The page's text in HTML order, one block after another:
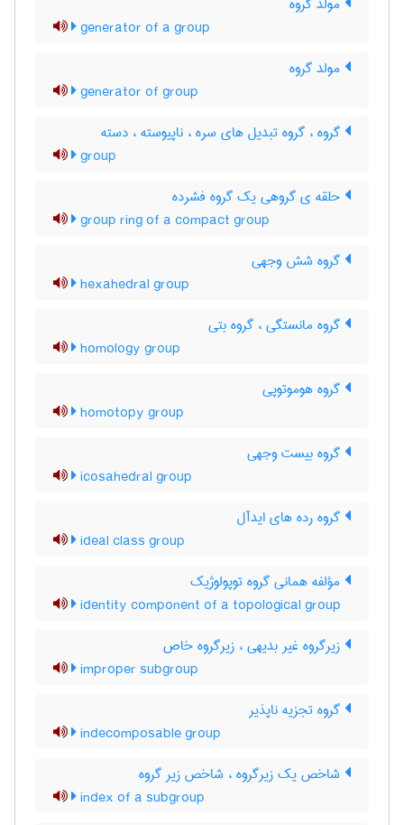
generator of a group
مولد گروه
generator of group
گروه ، گروه تبدیل های سره ، ناپیوسته ، دسته
group
حلقه ی گروهی یک گروه فشرده
group ring of a compact group
گروه شش وجهی
hexahedral group
گروه مانستگی ، گروه بتی
homology group
گروه هوموتوپی
homotopy group
گروه بیست وجهی
icosahedral group
گروه رده های ایدآل
ideal class group
مؤلفه همانی گروه توپولوژیک
identity component of a topological group
زیرگروه غیر بدیهی ، زیرگروه خاص
improper subgroup
گروه تجزیه ناپذیر
indecomposable group
شاخص یک زیرگروه ، شاخص زیر گروه
index of a subgroup